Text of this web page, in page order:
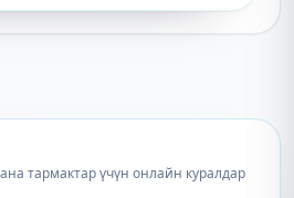
тармактар ​​үчүн онлайн куралдар